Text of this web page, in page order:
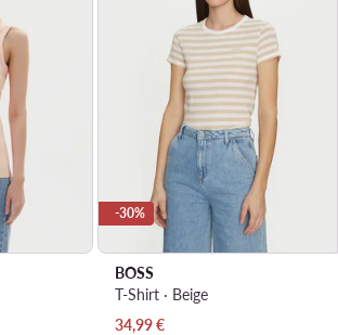
-30%
BOSS
T-Shirt · Beige
Aktueller Preis
34,99€